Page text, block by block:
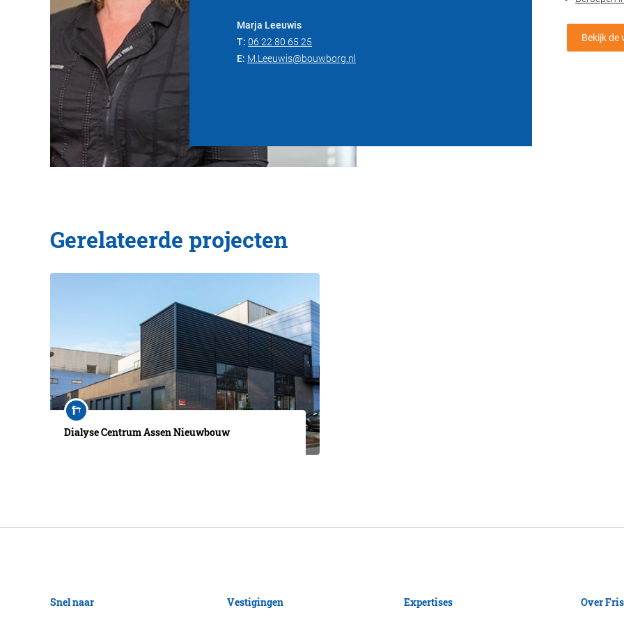
Marja Leeuwis
T: 06 22 80 65 25
E: M.Leeuwis@bouwborg.nl
Bekijk de
Gerelateerde projecten
Dialyse Centrum Assen Nieuwbouw
Snel naar Vestigingen Expertises Over